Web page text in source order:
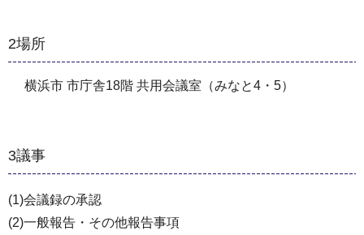
2場所
横浜市 市庁舎18階 共用会議室（みなと4・5）
3議事
(1)会議録の承認
(2)一般報告・その他報告事項